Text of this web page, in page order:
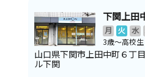
下関上田
月 火 水
3歳～高校生
山口県下関市上田中町６丁
ル下関